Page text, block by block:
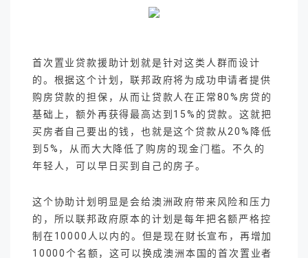
首次置业贷款援助计划就是针对这类人群而设计
的。根据这个计划，联邦政府将为成功申请者提供
购房贷款的担保，从而让贷款人在正常80%房贷的
基础上，额外再获得最高达到15%的贷款。这就把
买房者自己要出的钱，也就是这个贷款从20%降低
到5%，从而大大降低了购房的现金门槛。不久的
年轻人，可以早日买到自己的房子。
这个协助计划明显是会给澳洲政府带来风险和压力
的，所以联邦政府原本的计划是每年把名额严格控
制在10000人以内的。但是现在财长宣布，再增加
10000个名额，这可以换成澳洲本国的首次置业者